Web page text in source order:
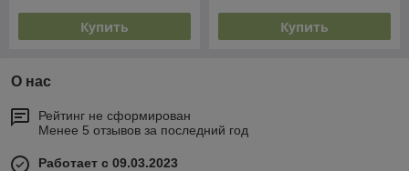
Купить Купить
О нас
Рейтинг не сформирован
Менее 5 отзывов за последний год
Работает с 09.03.2023